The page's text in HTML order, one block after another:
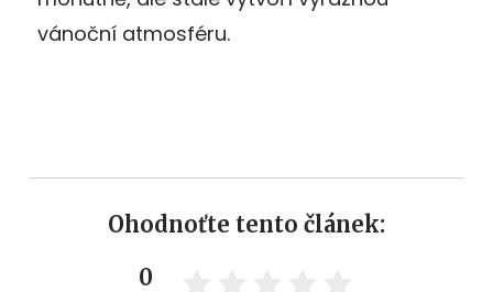
vánoční atmosféru.
Ohodnoťte tento článek:
0